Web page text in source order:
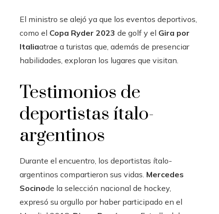
El ministro se alejó ya que los eventos deportivos,
como el Copa Ryder 2023 de golf y el Gira por
Italiaatrae a turistas que, además de presenciar
habilidades, exploran los lugares que visitan.
Testimonios de
deportistas ítalo-
argentinos
Durante el encuentro, los deportistas ítalo-
argentinos compartieron sus vidas. Mercedes
Socinode la selección nacional de hockey,
expresó su orgullo por haber participado en el